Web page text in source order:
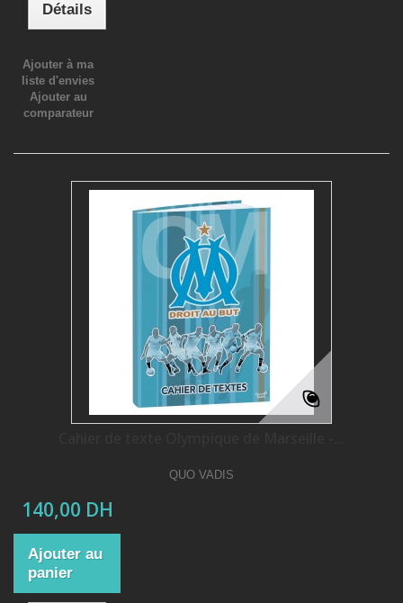
Détails
Ajouter à ma
liste d'envies
Ajouter au
comparateur
QUO VADIS
140,00 DH
Ajouter au
panier